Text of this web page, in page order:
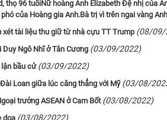
thọ 96 tuổiNữ hoàng Anh Elizabeth Đệ nhị của
của Hoàng gia Anh.Bà trị vì trên ngai vàng
tài liệu thu giữ từ nhà cựu TT Trump (08/09/
Ngô Nhĩ ở Tân Cương (03/09/2022)
lận bầu cử (03/09/2022)
Loan giữa lúc căng thẳng với Mỹ (03/08/
trưởng ASEAN ở Cam Bốt (03/08/2022)
dọa (03/08/2022)